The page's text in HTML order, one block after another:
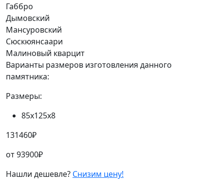
Габбро
Дымовский
Мансуровский
Сюскюянсаари
Малиновый кварцит
Варианты размеров изготовления данного
памятника:
Размеры:
85х125х8
131460₽
от93900₽
Нашли дешевле? Снизим цену!